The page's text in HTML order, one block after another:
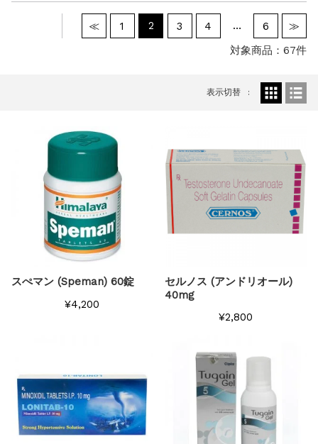
≪ 1 2 3 4 … 6
≫
対象商品：67件
表示切替
スぺマン (Speman) 60錠
¥4,200
セルノス (アンドリオール)
40mg
¥2,800